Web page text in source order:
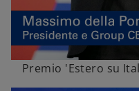
Premio 'Estero su